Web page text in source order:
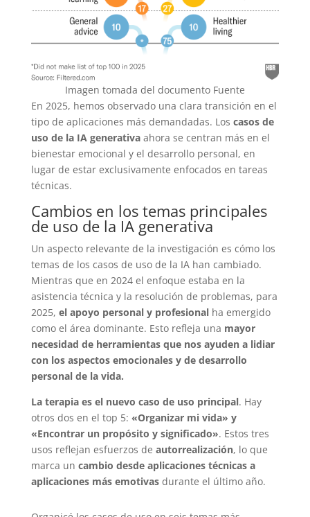
Imagen tomada del documento Fuente
En 2025, hemos observado una clara transición en el
tipo de aplicaciones más demandadas. Los casos de
uso de la IA generativaahora se centran más en el
bienestar emocional y el desarrollo personal, en
lugar de estar exclusivamente enfocados en tareas
técnicas.
Cambios en los temas principales
de uso de la IA generativa
Un aspecto relevante de la investigación es cómo los
temas de los casos de uso de la IA han cambiado.
Mientras que en 2024 el enfoque estaba en la
asistencia técnica y la resolución de problemas, para
2025, el apoyo personal y profesionalha emergido
como el área dominante. Esto refleja una mayor
necesidad de herramientas que nos ayuden a lidiar
con los aspectos emocionales y de desarrollo
personal de la vida.
La terapia es el nuevo caso de uso principal. Hay
otros dos en el top 5: «Organizar mi vida» y
«Encontrar un propósito y significado». Estos tres
usos reflejan esfuerzos de autorrealización, lo que
marca un cambio desde aplicaciones técnicas a
aplicaciones más emotivas durante el último año.